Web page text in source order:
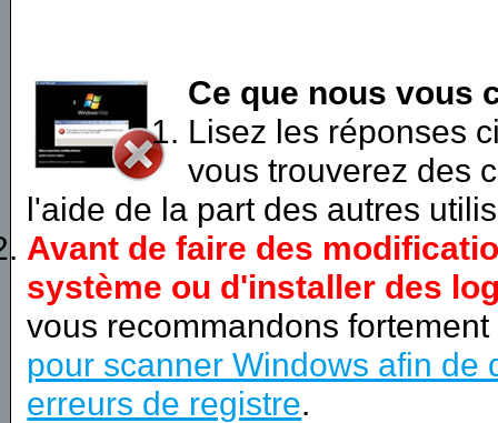
Ce que nous vous
Lisez les réponses
vous trouverez des
l'aide de la part des autres
Avant de faire des
système ou d'installer des
vous recommandons
pour scanner Windows afin de
erreurs de registre.